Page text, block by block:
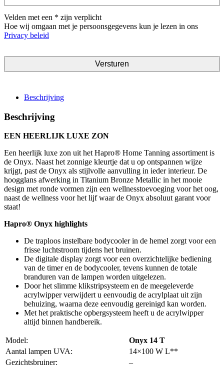
Velden met een * zijn verplicht
Hoe wij omgaan met je persoonsgegevens kun je lezen in ons
Privacy beleid
Beschrijving
Beschrijving
EEN HEERLIJK LUXE ZON
Een heerlijk luxe zon uit het Hapro® Home Tanning assortiment is
de Onyx. Naast het zonnige kleurtje dat u op ontspannen wijze
krijgt, past de Onyx als stijlvolle aanvulling in ieder interieur. De
hoogglans afwerking in Titanium Bronze Metallic in het mooie
design met ronde vormen zijn een wellnesstoevoeging voor het oog,
naast de wellness voor het lijf waar de Onyx absoluut garant voor
staat!
Hapro® Onyx highlights
De traploos instelbare bodycooler in de hemel zorgt voor een
frisse luchtstroom tijdens het bruinen.
De digitale display zorgt voor een overzichtelijke bediening
van de timer en de bodycooler, tevens kunnen de totale
branduren van de lampen worden uitgelezen.
Door het slimme klikstripsysteem en de meegeleverde
acrylwipper verwijdert u eenvoudig de acrylplaat uit zijn
behuizing, waarna deze eenvoudig gereinigd kan worden.
Met het praktische opbergsysteem heeft u de acrylwipper
altijd binnen handbereik.
Model:
Onyx 14 T
Aantal lampen UVA:
14×100 W L**
Gezichtsbruiner:
–